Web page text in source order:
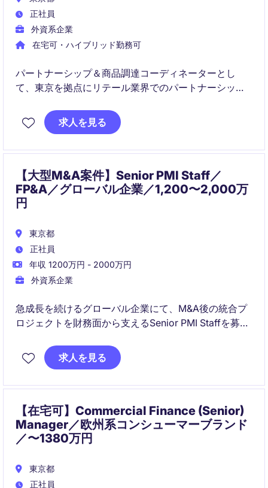
正社員
外資系企業
在宅可・ハイブリッド勤務可
パートナーシップ＆商品調達コーディネーターとし
て、東京を拠点にリテール業界でのパートナーシップ
割では、販売部門と連携し、商品ラインアップを充実
させるための戦略的な調達を推進します。
求人を見る
【大型M&A案件】Senior PMI Staff／
FP&A／グローバル企業／1,200〜2,000万
円
東京都
正社員
年収 1200万円 - 2000万円
外資系企業
急成長を続けるグローバル企業にて、M&A後の統合プ
ロジェクトを財務面から支えるSenior PMI Staffを募集
経営層と連携し、組織変革やガバナンス構築に携わる
ことができる希少なポジションです。
求人を見る
【在宅可】Commercial Finance (Senior)
Manager／欧州系コンシューマーブランド
／〜1380万円
東京都
正社員